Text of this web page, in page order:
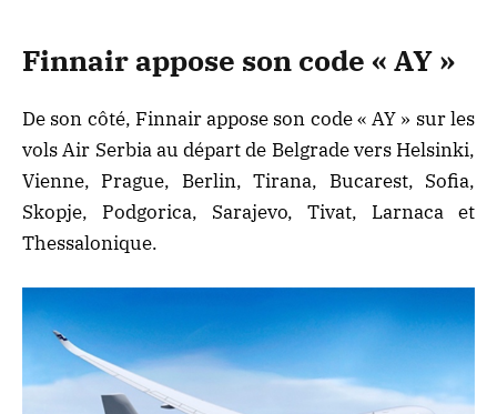
Finnair appose son code « AY »
De son côté, Finnair appose son code « AY » sur les
vols Air Serbia au départ de Belgrade vers Helsinki,
Vienne, Prague, Berlin, Tirana, Bucarest, Sofia,
Skopje, Podgorica, Sarajevo, Tivat, Larnaca et
Thessalonique.